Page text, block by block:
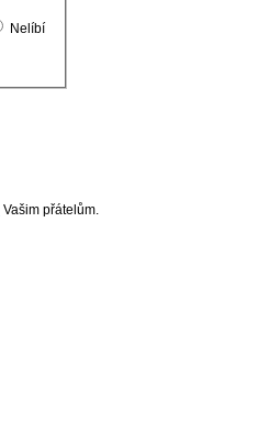
Nelíbí
Vašim přátelům.